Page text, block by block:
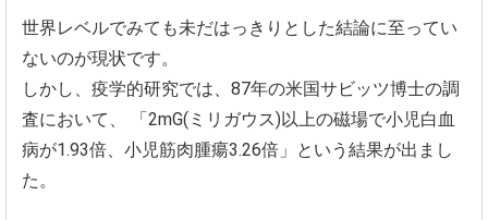
世界レベルでみても未だはっきりとした結論に至ってい
ないのが現状です。
しかし、疫学的研究では、87年の米国サビッツ博士の調
査において、
「2mG(ミリガウス)以上の磁場で小児白血
病が1.93倍、小児筋肉腫瘍3.26倍」という結果が出まし
た。